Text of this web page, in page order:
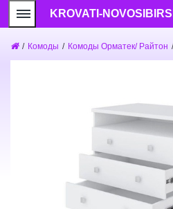
KROVATI-
/ Комоды / Комоды Орматек/ Райтон /